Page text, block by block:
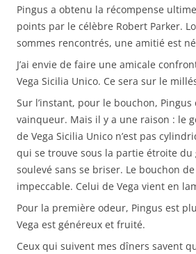
Pingus a obtenu la récompense
points par le célèbre Robert Parker.
sommes rencontrés, une amitié est
J’ai envie de faire une amicale
Vega Sicilia Unico. Ce sera sur le
Sur l’instant, pour le bouchon,
vainqueur. Mais il y a une raison : le
de Vega Sicilia Unico n’est pas
qui se trouve sous la partie étroite
soulevé sans se briser. Le bouchon
impeccable. Celui de Vega vient en
Pour la première odeur, Pingus est
Vega est généreux et fruité.
Ceux qui suivent mes dîners savent